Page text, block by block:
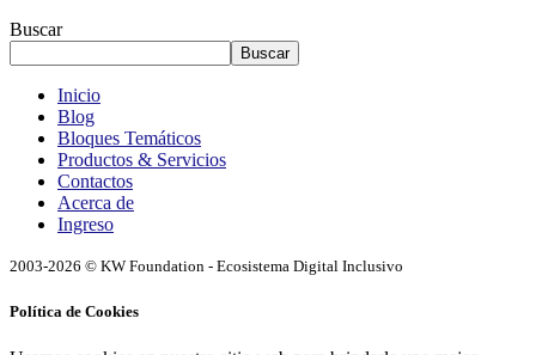
Buscar
Buscar
Inicio
Blog
Bloques Temáticos
Productos & Servicios
Contactos
Acerca de
Ingreso
2003-2026 © KW Foundation - Ecosistema Digital Inclusivo
Política de Cookies